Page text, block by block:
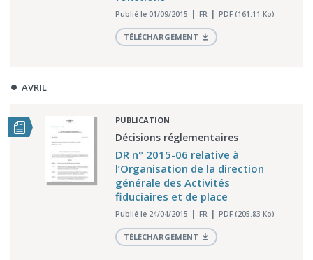
Publié le 01/09/2015 FR PDF (161.11 Ko)
TÉLÉCHARGEMENT
AVRIL
PUBLICATION
Décisions réglementaires
DR n° 2015-06 relative à
l’Organisation de la direction
générale des Activités
fiduciaires et de place
Publié le 24/04/2015 FR PDF (205.83 Ko)
TÉLÉCHARGEMENT